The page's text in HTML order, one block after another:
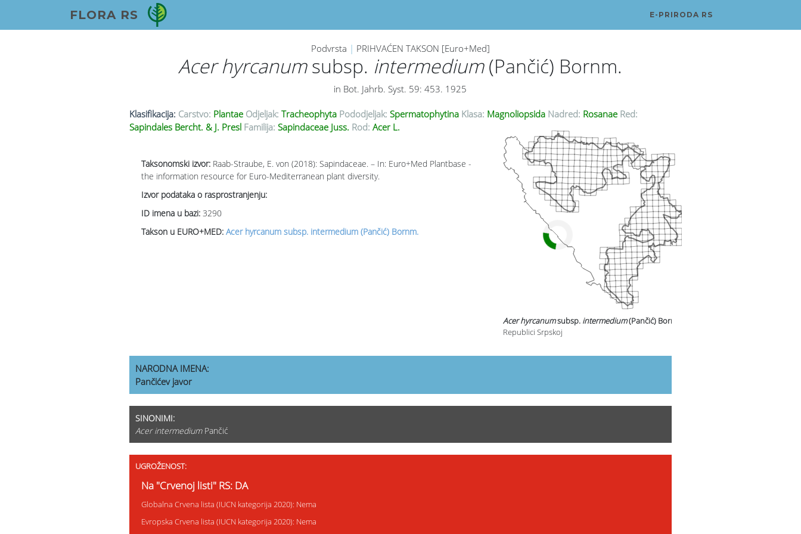
FLORA RS E-PRIRODA RS
Podvrsta | PRIHVAĆEN TAKSON [Euro+Med]
Acer hyrcanumsubsp. intermedium(Pančić) Bornm.
in Bot. Jahrb. Syst. 59: 453. 1925
Klasifikacija: Carstvo: Plantae Odjeljak: Tracheophyta Pododjeljak: Spermatophytina Klasa: Magnoliopsida Nadred: Rosanae Red:
Sapindales Bercht. & J. Presl Familija: Sapindaceae Juss. Rod: Acer L.
Taksonomski izvor: Raab-Straube, E. von (2018): Sapindaceae. – In: Euro+Med Plantbase -
the information resource for Euro-Mediterranean plant diversity.
Izvor podataka o rasprostranjenju:
ID imena u bazi: 3290
Takson u EURO+MED: Acer hyrcanum subsp. intermedium (Pančić) Bornm.
Acer hyrcanumsubsp. intermedium(Pančić) Bornm.
Republici Srpskoj
NARODNA IMENA:
Pančićev javor
SINONIMI:
Acer intermediumPančić
UGROŽENOST:
Na "Crvenoj listi" RS: DA
Globalna Crvena lista (IUCN kategorija 2020): Nema
Evropska Crvena lista (IUCN kategorija 2020): Nema